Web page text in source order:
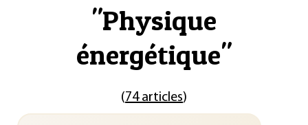
"Physique
énergétique"
(74 articles)